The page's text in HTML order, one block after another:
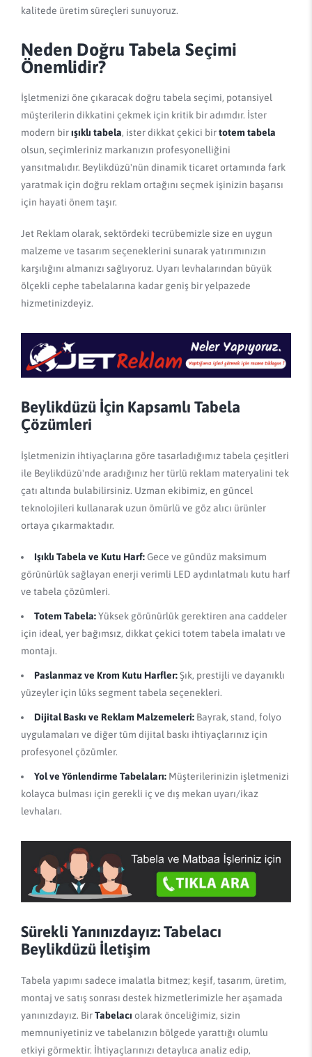
kalitede üretim süreçleri sunuyoruz.
Neden Doğru Tabela Seçimi
Önemlidir?
İşletmenizi öne çıkaracak doğru tabela seçimi, potansiyel
müşterilerin dikkatini çekmek için kritik bir adımdır. İster
modern birışıklı tabela, ister dikkat çekici birtotem tabela
olsun, seçimleriniz markanızın profesyonelliğini
yansıtmalıdır. Beylikdüzü'nün dinamik ticaret ortamında fark
yaratmak için doğru reklam ortağını seçmek işinizin başarısı
için hayati önem taşır.
Jet Reklam olarak, sektördeki tecrübemizle size en uygun
malzeme ve tasarım seçeneklerini sunarak yatırımınızın
karşılığını almanızı sağlıyoruz. Uyarı levhalarından büyük
ölçekli cephe tabelalarına kadar geniş bir yelpazede
hizmetinizdeyiz.
Beylikdüzü İçin Kapsamlı Tabela
Çözümleri
İşletmenizin ihtiyaçlarına göre tasarladığımız tabela çeşitleri
ile Beylikdüzü'nde aradığınız her türlü reklam materyalini tek
çatı altında bulabilirsiniz. Uzman ekibimiz, en güncel
teknolojileri kullanarak uzun ömürlü ve göz alıcı ürünler
ortaya çıkarmaktadır.
Işıklı Tabela ve Kutu Harf:Gece ve gündüz maksimum
görünürlük sağlayan enerji verimli LED aydınlatmalı kutu harf
ve tabela çözümleri.
Totem Tabela:Yüksek görünürlük gerektiren ana caddeler
için ideal, yer bağımsız, dikkat çekici totem tabela imalatı ve
montajı.
Paslanmaz ve Krom Kutu Harfler:Şık, prestijli ve dayanıklı
yüzeyler için lüks segment tabela seçenekleri.
Dijital Baskı ve Reklam Malzemeleri: Bayrak, stand, folyo
uygulamaları ve diğer tüm dijital baskı ihtiyaçlarınız için
profesyonel çözümler.
Yol ve Yönlendirme Tabelaları: Müşterilerinizin işletmenizi
kolayca bulması için gerekli iç ve dış mekan uyarı/ikaz
levhaları.
Sürekli Yanınızdayız: Tabelacı
Beylikdüzü İletişim
Tabela yapımı sadece imalatla bitmez; keşif, tasarım, üretim,
montaj ve satış sonrası destek hizmetlerimizle her aşamada
yanınızdayız. BirTabelacı olarak önceliğimiz, sizin
memnuniyetiniz ve tabelanızın bölgede yarattığı olumlu
etkiyi görmektir. İhtiyaçlarınızı detaylıca analiz edip,